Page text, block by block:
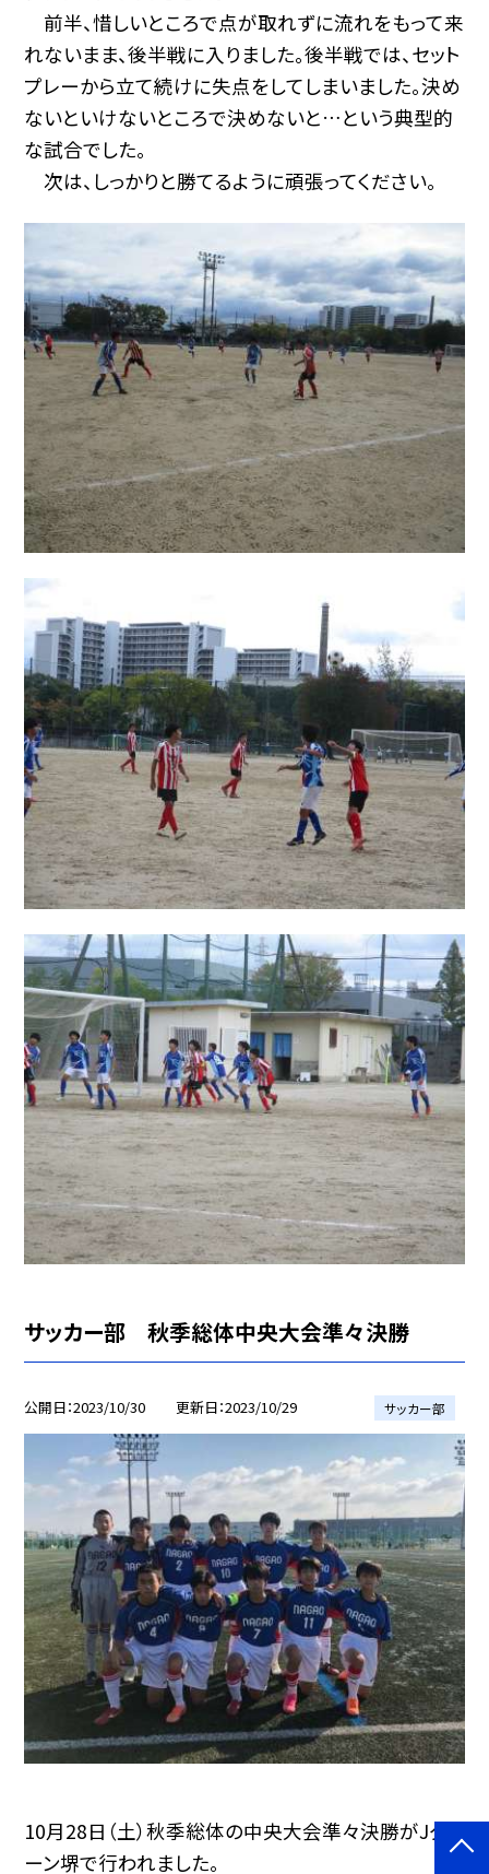
前半、惜しいところで点が取れずに流れをもって来
れないまま、後半戦に入りました。後半戦では、セット
プレーから立て続けに失点をしてしまいました。決め
ないといけないところで決めないと…という典型的
な試合でした。
次は、しっかりと勝てるように頑張ってください。
サッカー部 秋季総体中央大会準々決勝
公開日 2023/10/30 更新日 2023/10/29 サッカー部
10月28日（土）秋季総体の中央大会準々決勝がJグリ
ーン堺で行われました。